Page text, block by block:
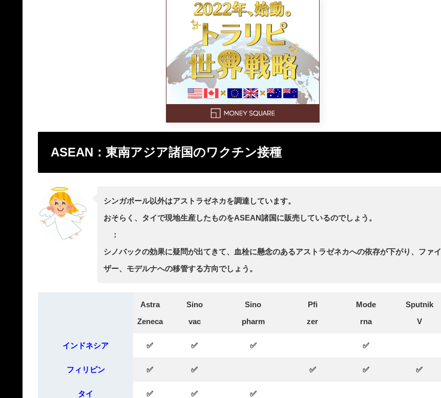
ASEAN：東南アジア諸国のワクチン接種
シンガポール以外はアストラゼネカを調達しています。
おそらく、タイで現地生産したものをASEAN諸国に販売しているのでしょう。
：
シノバックの効果に疑問が出てきて、血栓に懸念のあるアストラゼネカへの依存が下がり、ファイ
ザー、モデルナへの移管する方向でしょう。
Astra
Zeneca
Sino
vac
Sino
pharm
Pfi
zer
Mode
rna
Sputnik
V
インドネシア ✅ ✅ ✅ ✅
フィリピン ✅ ✅ ✅ ✅ ✅
タイ ✅ ✅ ✅